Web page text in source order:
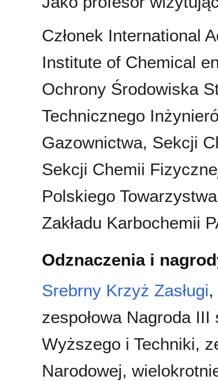
Członek International
Institute of Chemical
Ochrony Środowiska
Technicznego
Gazownictwa, Sekcji
Sekcji Chemii
Polskiego
Zakładu Karbochemii
Odznaczenia i
Srebrny Krzyż Zasługi,
zespołowa Nagroda
Wyższego i Techniki,
Narodowej,